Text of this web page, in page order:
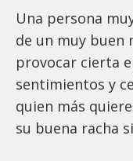
Una persona
de un muy buen
provocar cierta
sentimientos y
quien más
su buena racha